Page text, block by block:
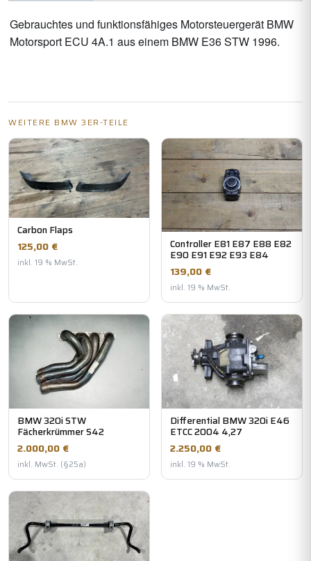
Gebrauchtes und funktionsfähiges Motorsteuergerät BMW
Motorsport ECU 4A.1 aus einem BMW E36 STW 1996.
WEITERE BMW 3ER-TEILE
Carbon Flaps
125,00 €
inkl. 19 % MwSt.
Controller E81 E87 E88 E82
E90 E91 E92 E93 E84
139,00 €
inkl. 19 % MwSt.
BMW 320i STW
Fächerkrümmer S42
2.000,00 €
inkl. MwSt. (§25a)
Differential BMW 320i E46
ETCC 2004 4,27
2.250,00 €
inkl. 19 % MwSt.